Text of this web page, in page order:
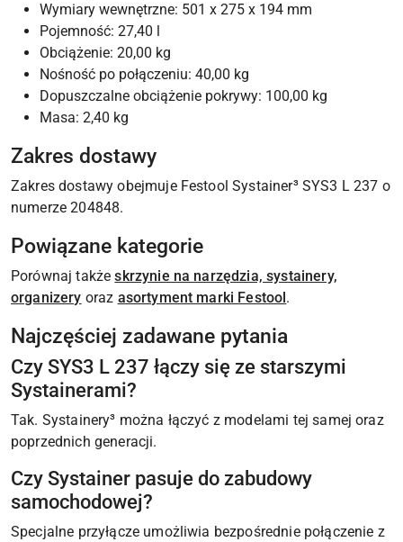
Wymiary wewnętrzne: 501 x 275 x 194 mm
Pojemność: 27,40 l
Obciążenie: 20,00 kg
Nośność po połączeniu: 40,00 kg
Dopuszczalne obciążenie pokrywy: 100,00 kg
Masa: 2,40 kg
Zakres dostawy
Zakres dostawy obejmuje Festool Systainer³ SYS3 L 237 o
numerze 204848.
Powiązane kategorie
Porównaj takżeskrzynie na narzędzia, systainery,
organizery oraz asortyment marki Festool .
Najczęściej zadawane pytania
Czy SYS3 L 237 łączy się ze starszymi
Systainerami?
Tak. Systainery³ można łączyć z modelami tej samej oraz
poprzednich generacji.
Czy Systainer pasuje do zabudowy
samochodowej?
Specjalne przyłącze umożliwia bezpośrednie połączenie z